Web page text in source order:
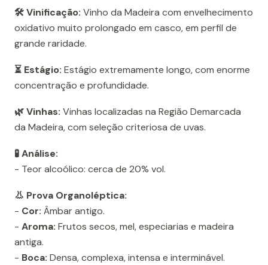
🛠️ Vinificação: Vinho da Madeira com envelhecimento
oxidativo muito prolongado em casco, em perfil de
grande raridade.
⏳ Estágio: Estágio extremamente longo, com enorme
concentração e profundidade.
🌿 Vinhas: Vinhas localizadas na Região Demarcada
da Madeira, com seleção criteriosa de uvas.
🧪 Análise:
- Teor alcoólico: cerca de 20% vol.
👃 Prova Organoléptica:
- Cor: Âmbar antigo.
- Aroma: Frutos secos, mel, especiarias e madeira
antiga.
- Boca: Densa, complexa, intensa e interminável.